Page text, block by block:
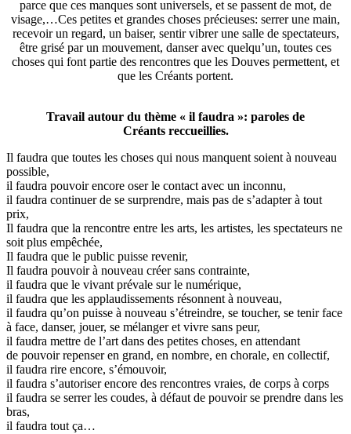
parce que ces manques sont universels, et se passent de mot, de
visage,…Ces petites et grandes choses précieuses: serrer une main,
recevoir un regard, un baiser, sentir vibrer une salle de spectateurs,
être grisé par un mouvement, danser avec quelqu’un, toutes ces
choses qui font partie des rencontres que les Douves permettent, et
que les Créants portent.
Travail autour du thème « il faudra »: paroles de
Créants reccueillies.
Il faudra que toutes les choses qui nous manquent soient à nouveau
possible,
il faudra pouvoir encore oser le contact avec un inconnu,
il faudra continuer de se surprendre, mais pas de s’adapter à tout
prix,
Il faudra que la rencontre entre les arts, les artistes, les spectateurs ne
soit plus empêchée,
Il faudra que le public puisse revenir,
Il faudra pouvoir à nouveau créer sans contrainte,
il faudra que le vivant prévale sur le numérique,
il faudra que les applaudissements résonnent à nouveau,
il faudra qu’on puisse à nouveau s’étreindre, se toucher, se tenir face
à face, danser, jouer, se mélanger et vivre sans peur,
il faudra mettre de l’art dans des petites choses, en attendant
de pouvoir repenser en grand, en nombre, en chorale, en collectif,
il faudra rire encore, s’émouvoir,
il faudra s’autoriser encore des rencontres vraies, de corps à corps
il faudra se serrer les coudes, à défaut de pouvoir se prendre dans les
bras,
il faudra tout ça…